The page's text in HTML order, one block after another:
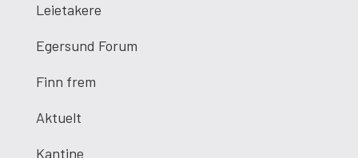
Leietakere
Egersund Forum
Finn frem
Aktuelt
Kantine